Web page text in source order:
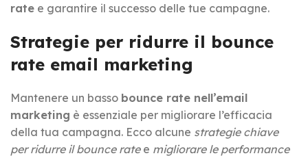
rate e garantire il successo delle tue campagne.
Strategie per ridurre il bounce
rate email marketing
Mantenere un basso bounce rate nell’email
marketing è essenziale per migliorare l’efficacia
della tua campagna. Ecco alcune strategie chiave
per ridurre il bounce ratee migliorare le performance